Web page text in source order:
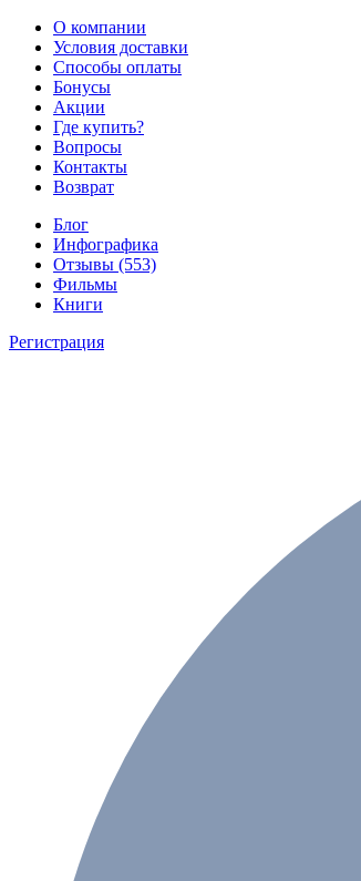
О компании
Условия доставки
Способы оплаты
Бонусы
Акции
Где купить?
Вопросы
Контакты
Возврат
Блог
Инфографика
Отзывы (553)
Фильмы
Книги
Регистрация